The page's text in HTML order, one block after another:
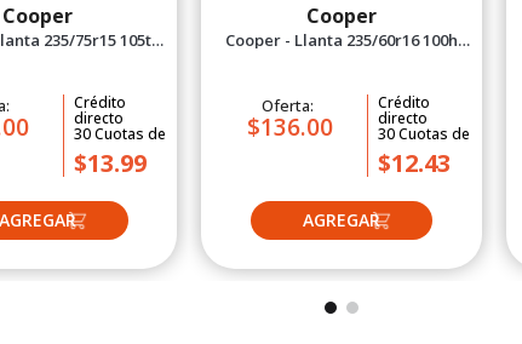
Cooper
235/75r15 105t
Crédito
directo
30Cuotas de
$13.99
Cooper
Cooper - Llanta 235/60r16 100h
Oferta:
$136.00
Crédito
directo
30Cuotas de
$12.43